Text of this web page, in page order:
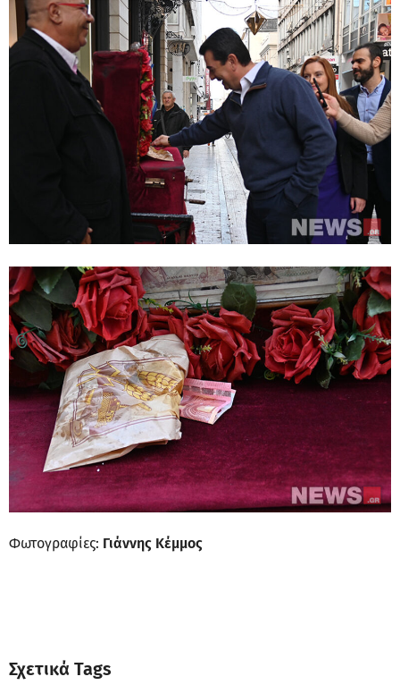
Φωτογραφίες: Γιάννης Κέμμος
Σχετικά Tags